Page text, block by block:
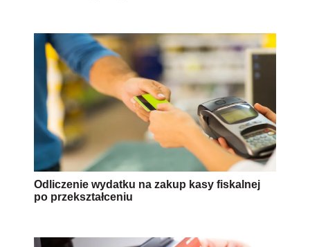
Odliczenie wydatku na zakup kasy fiskalnej
po przekształceniu